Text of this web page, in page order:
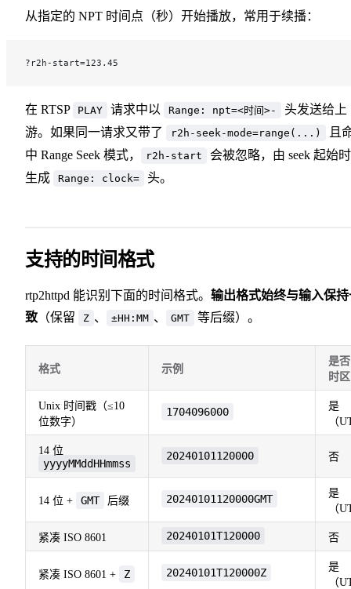
从指定的 NPT 时间点（秒）开始播放，常用于续播：
?r2h-start=123.45
在 RTSP PLAY 请求中以 Range: npt=<时间>-
头发送给上
游。如果同一请求又带了
r2h-seek-mode=range(...)
且
中 Range Seek 模式，
r2h-start
会被忽略，由 seek 起始
生成
Range: clock= 头。
支持的时间格式
rtp2httpd 能识别下面的时间格式。 输出格式始终与输入保持
致 （保留 Z 、 ±HH:MM 、 GMT 等后缀）。
格式 示例
是
时区
Unix 时间戳（≤10
位数字）
1704096000
是
（
14 位
yyyyMMddHHmmss
20240101120000 否
14 位 + GMT 后缀 20240101120000GMT
是
（
紧凑 ISO 8601 20240101T120000 否
紧凑 ISO 8601 + Z 20240101T120000Z
是
（